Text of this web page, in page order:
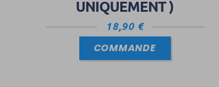
UNIQUEMENT )
18,90 €
COMMANDE